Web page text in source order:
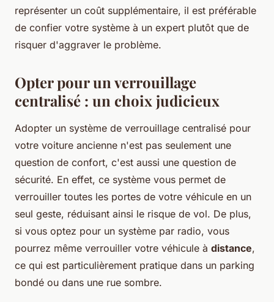
représenter un coût supplémentaire, il est préférable
de confier votre système à un expert plutôt que de
risquer d'aggraver le problème.
Opter pour un verrouillage
centralisé : un choix judicieux
Adopter un système de verrouillage centralisé pour
votre voiture ancienne n'est pas seulement une
question de confort, c'est aussi une question de
sécurité. En effet, ce système vous permet de
verrouiller toutes les portes de votre véhicule en un
seul geste, réduisant ainsi le risque de vol. De plus,
si vous optez pour un système par radio, vous
pourrez même verrouiller votre véhicule à distance,
ce qui est particulièrement pratique dans un parking
bondé ou dans une rue sombre.